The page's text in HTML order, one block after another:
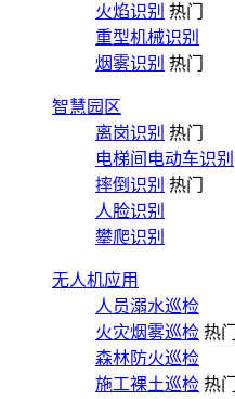
火焰识别 热门
重型机械识别
烟雾识别 热门
智慧园区
离岗识别 热门
电梯间电动车识别
摔倒识别 热门
人脸识别
攀爬识别
无人机应用
人员溺水巡检
火灾烟雾巡检 热门
森林防火巡检
施工裸土巡检 热门